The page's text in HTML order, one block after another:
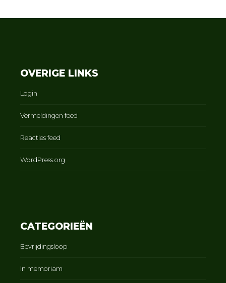
OVERIGE LINKS
Login
Vermeldingen feed
Reacties feed
WordPress.org
CATEGORIEËN
Bevrijdingsloop
In memoriam